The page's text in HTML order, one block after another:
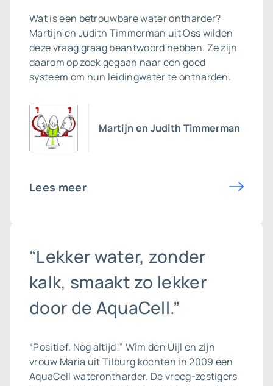
Wat is een betrouwbarewater ontharder?
Martijn en Judith Timmerman uit Oss wilden
deze vraag graag beantwoord hebben. Ze zijn
daarom op zoek gegaan naar een goed
systeem om hun leidingwater te ontharden.
Martijn en Judith Timmerman
Lees meer
“Lekker water, zonder
kalk, smaakt zo lekker
door de AquaCell.”
“Positief. Nog altijd!” Wim den Uijl en zijn
vrouw Maria uit Tilburg kochten in 2009 een
AquaCell waterontharder. De vroeg-zestigers